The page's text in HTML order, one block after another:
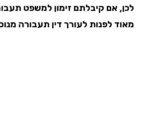
אם קיבלתם זימון למשפט תעבורה
לפנות לעורך דין תעבורה מנוסה